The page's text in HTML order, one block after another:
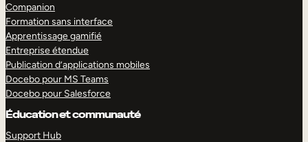
Companion
Formation sans interface
Apprentissage gamifié
Entreprise étendue
Publication d’applications mobiles
Docebo pour MS Teams
Docebo pour Salesforce
Éducation et communauté
Support Hub